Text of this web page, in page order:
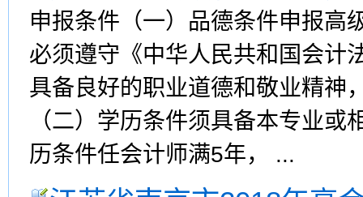
申报条件（一）品德条件申报高
必须遵守《中华人民共和国会计
具备良好的职业道德和敬业精神
（二）学历条件须具备本专业
历条件任会计师满5年， ...